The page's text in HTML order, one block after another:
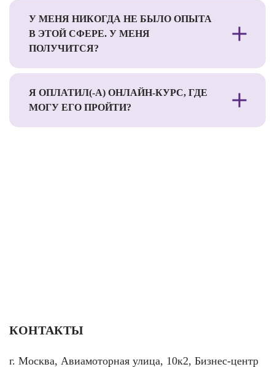
У МЕНЯ НИКОГДА НЕ БЫЛО ОПЫТА
В ЭТОЙ СФЕРЕ. У МЕНЯ
ПОЛУЧИТСЯ?
Я ОПЛАТИЛ(-А) ОНЛАЙН-КУРС, ГДЕ
МОГУ ЕГО ПРОЙТИ?
КОНТАКТЫ
г. Москва, Авиамоторная улица, 10к2, Бизнес-центр